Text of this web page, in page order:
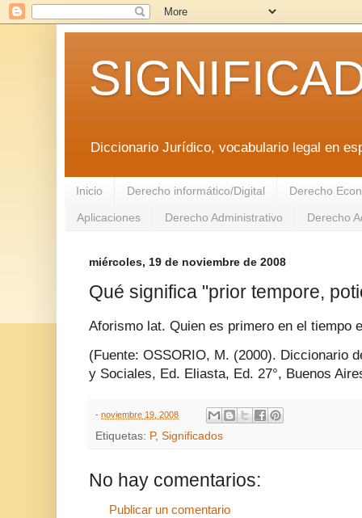
Diccionario Jurídico, vocabulario legal en
Inicio Derecho informático/Digital Derecho
Aplicaciones Derecho Administrativo Derecho
miércoles, 19 de noviembre de 2008
Qué significa "prior tempore,
Aforismo lat. Quien es primero en el tiempo
(Fuente: OSSORIO, M. (2000). Diccionario
y Sociales, Ed. Eliasta, Ed. 27°, Buenos
- noviembre 19, 2008
Etiquetas: P, Significados
No hay comentarios:
Publicar un comentario